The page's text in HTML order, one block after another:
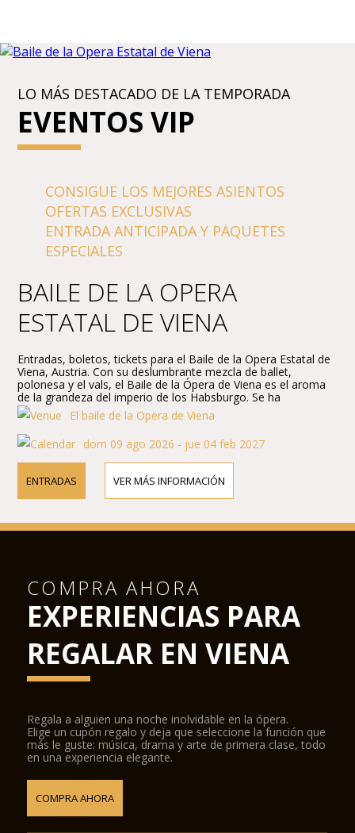
LO MÁS DESTACADO DE LA TEMPORADA
EVENTOS VIP
CONSIGUE LOS MEJORES ASIENTOS
OFERTAS EXCLUSIVAS
ENTRADA ANTICIPADA Y PAQUETES
ESPECIALES
BAILE DE LA OPERA
ESTATAL DE VIENA
Entradas, boletos, tickets para el Baile de la Opera Estatal de
Viena, Austria. Con su deslumbrante mezcla de ballet,
polonesa y el vals, el Baile de la Ópera de Viena es el aroma
de la grandeza del imperio de los Habsburgo. Se ha
convertido en uno de los mayores, la mayoría de los eventos
de la sociedad romántica media europea del año, atendido
por una ecléctica variedad de aristócratas, burgueses y
bohemios.
El baile de la Opera de Viena
dom 09 ago 2026 - jue 04 feb 2027
ENTRADAS VER MÁS INFORMACIÓN
COMPRA AHORA
EXPERIENCIAS PARA
REGALAR EN VIENA
Regala a alguien una noche inolvidable en la ópera.
Elige un cupón regalo y deja que seleccione la función que
más le guste: música, drama y arte de primera clase, todo
en una experiencia elegante.
COMPRA AHORA